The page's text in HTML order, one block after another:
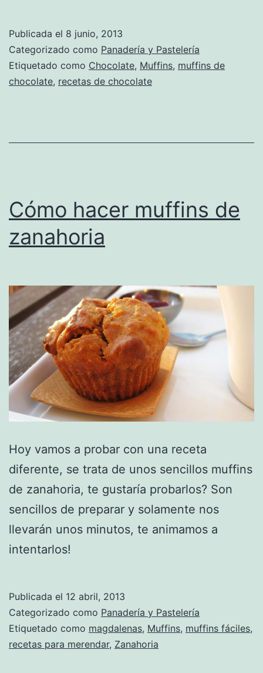
Publicada el 8 junio, 2013
Categorizado como Panadería y Pastelería
Etiquetado como Chocolate, Muffins, muffins de
chocolate, recetas de chocolate
Cómo hacer muffins de
zanahoria
Hoy vamos a probar con una receta
diferente, se trata de unos sencillos muffins
de zanahoria, te gustaría probarlos? Son
sencillos de preparar y solamente nos
llevarán unos minutos, te animamos a
intentarlos!
Publicada el 12 abril, 2013
Categorizado como Panadería y Pastelería
Etiquetado como magdalenas, Muffins, muffins fáciles,
recetas para merendar, Zanahoria